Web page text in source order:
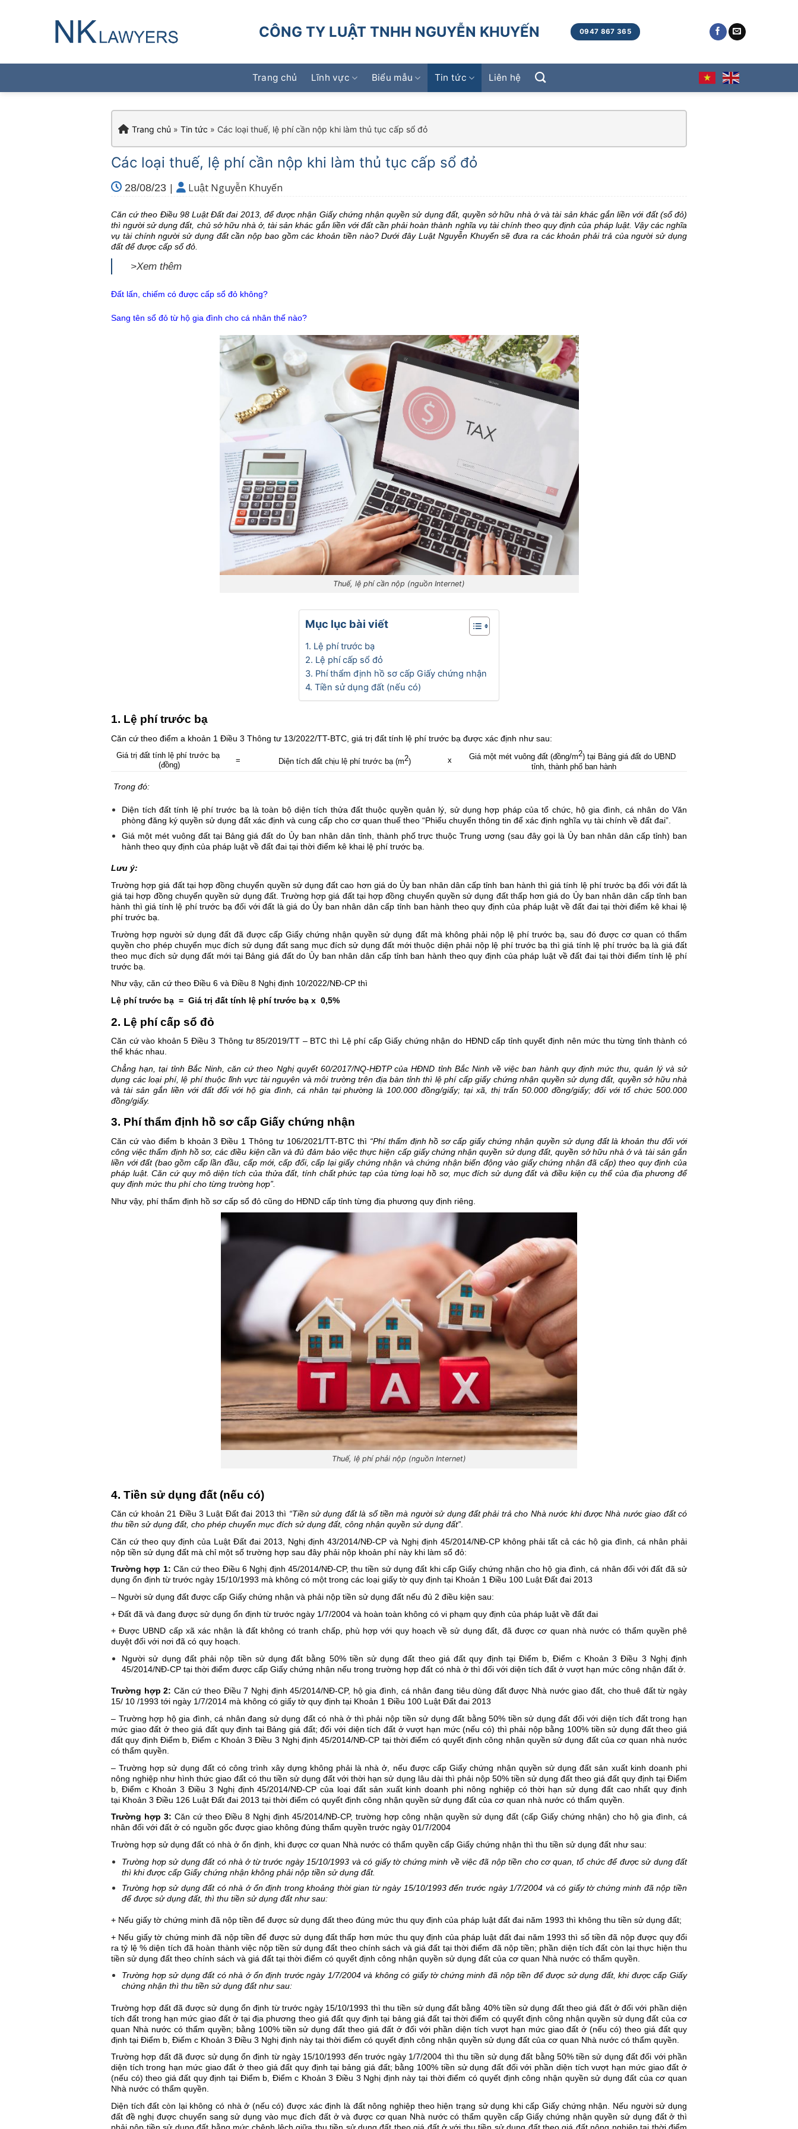
CÔNG TY LUẬT TNHH NGUYỄN KHUYẾN 0947 867 365
Trang chủ Lĩnh vực Biểu mẫu Tin tức Liên hệ
Trang chủ » Tin tức » Các loại thuế, lệ phí cần nộp khi làm thủ tục cấp sổ đỏ
Các loại thuế, lệ phí cần nộp khi làm thủ tục cấp sổ đỏ
28/08/23 | Luật Nguyễn Khuyến
Căn cứ theo Điều 98 Luật Đất đai 2013, để được nhận Giấy chứng nhận quyền sử dụng đất, quyền sở hữu nhà ở và tài sản khác gắn liền với đất (sổ đỏ)
thì người sử dụng đất, chủ sở hữu nhà ở, tài sản khác gắn liền với đất cần phải hoàn thành nghĩa vụ tài chính theo quy định của pháp luật. Vậy các nghĩa
vụ tài chính người sử dụng đất cần nộp bao gồm các khoản tiền nào? Dưới đây Luật Nguyễn Khuyến sẽ đưa ra các khoản phải trả của người sử dụng
đất để được cấp sổ đỏ.
>Xem thêm
Đất lấn, chiếm có được cấp sổ đỏ không?
Sang tên sổ đỏ từ hộ gia đình cho cá nhân thế nào?
Thuế, lệ phí cần nộp (nguồn Internet)
Mục lục bài viết
1. Lệ phí trước bạ
2. Lệ phí cấp sổ đỏ
3. Phí thẩm định hồ sơ cấp Giấy chứng nhận
4. Tiền sử dụng đất (nếu có)
1. Lệ phí trước bạ
Căn cứ theo điểm a khoản 1 Điều 3 Thông tư 13/2022/TT-BTC, giá trị đất tính lệ phí trước bạ được xác định như sau:
Giá trị đất tính lệ phí trước bạ
(đồng)
= Diện tích đất chịu lệ phí trước bạ (m2) x Giá một mét vuông đất (đồng/m2) tại Bảng giá đất do UBND
tỉnh, thành phố ban hành
Trong đó:
Diện tích đất tính lệ phí trước bạ là toàn bộ diện tích thửa đất thuộc quyền quản lý, sử dụng hợp pháp của tổ chức, hộ gia đình, cá nhân do Văn
phòng đăng ký quyền sử dụng đất xác định và cung cấp cho cơ quan thuế theo “Phiếu chuyển thông tin để xác định nghĩa vụ tài chính về đất đai”.
Giá một mét vuông đất tại Bảng giá đất do Ủy ban nhân dân tỉnh, thành phố trực thuộc Trung ương (sau đây gọi là Ủy ban nhân dân cấp tỉnh) ban
hành theo quy định của pháp luật về đất đai tại thời điểm kê khai lệ phí trước bạ.
Lưu ý:
Trường hợp giá đất tại hợp đồng chuyển quyền sử dụng đất cao hơn giá do Ủy ban nhân dân cấp tỉnh ban hành thì giá tính lệ phí trước bạ đối với đất là
giá tại hợp đồng chuyển quyền sử dụng đất. Trường hợp giá đất tại hợp đồng chuyển quyền sử dụng đất thấp hơn giá do Ủy ban nhân dân cấp tỉnh ban
hành thì giá tính lệ phí trước bạ đối với đất là giá do Ủy ban nhân dân cấp tỉnh ban hành theo quy định của pháp luật về đất đai tại thời điểm kê khai lệ
phí trước bạ.
Trường hợp người sử dụng đất đã được cấp Giấy chứng nhận quyền sử dụng đất mà không phải nộp lệ phí trước bạ, sau đó được cơ quan có thẩm
quyền cho phép chuyển mục đích sử dụng đất sang mục đích sử dụng đất mới thuộc diện phải nộp lệ phí trước bạ thì giá tính lệ phí trước bạ là giá đất
theo mục đích sử dụng đất mới tại Bảng giá đất do Ủy ban nhân dân cấp tỉnh ban hành theo quy định của pháp luật về đất đai tại thời điểm tính lệ phí
trước bạ.
Như vậy, căn cứ theo Điều 6 và Điều 8 Nghị định 10/2022/NĐ-CP thì
Lệ phí trước bạ = Giá trị đất tính lệ phí trước bạ x 0,5%
2. Lệ phí cấp sổ đỏ
Căn cứ vào khoản 5 Điều 3 Thông tư 85/2019/TT – BTC thì Lệ phí cấp Giấy chứng nhận do HĐND cấp tỉnh quyết định nên mức thu từng tỉnh thành có
thể khác nhau.
Chẳng hạn, tại tỉnh Bắc Ninh, căn cứ theo Nghị quyết 60/2017/NQ-HĐTP của HĐND tỉnh Bắc Ninh về việc ban hành quy định mức thu, quản lý và sử
dụng các loại phí, lệ phí thuộc lĩnh vực tài nguyên và môi trường trên địa bàn tỉnh thì lệ phí cấp giấy chứng nhận quyền sử dụng đất, quyền sở hữu nhà
và tài sản gắn liền với đất đối với hộ gia đình, cá nhân tại phường là 100.000 đồng/giấy; tại xã, thị trấn 50.000 đồng/giấy; đối với tổ chức 500.000
đồng/giấy.
3. Phí thẩm định hồ sơ cấp Giấy chứng nhận
Căn cứ vào điểm b khoản 3 Điều 1 Thông tư 106/2021/TT-BTC thì “Phí thẩm định hồ sơ cấp giấy chứng nhận quyền sử dụng đất là khoản thu đối với
công việc thẩm định hồ sơ, các điều kiện cần và đủ đảm bảo việc thực hiện cấp giấy chứng nhận quyền sử dụng đất, quyền sở hữu nhà ở và tài sản gắn
liền với đất (bao gồm cấp lần đầu, cấp mới, cấp đổi, cấp lại giấy chứng nhận và chứng nhận biến động vào giấy chứng nhận đã cấp) theo quy định của
pháp luật. Căn cứ quy mô diện tích của thửa đất, tính chất phức tạp của từng loại hồ sơ, mục đích sử dụng đất và điều kiện cụ thể của địa phương để
quy định mức thu phí cho từng trường hợp”.
Như vậy, phí thẩm định hồ sơ cấp sổ đỏ cũng do HĐND cấp tỉnh từng địa phương quy định riêng.
Thuế, lệ phí phải nộp (nguồn Internet)
4. Tiền sử dụng đất (nếu có)
Căn cứ khoản 21 Điều 3 Luật Đất đai 2013 thì “Tiền sử dụng đất là số tiền mà người sử dụng đất phải trả cho Nhà nước khi được Nhà nước giao đất có
thu tiền sử dụng đất, cho phép chuyển mục đích sử dụng đất, công nhận quyền sử dụng đất”
Căn cứ theo quy định của Luật Đất đai 2013, Nghị định 43/2014/NĐ-CP và Nghị định 45/2014/NĐ-CP không phải tất cả các hộ gia đình, cá nhân phải
nộp tiền sử dụng đất mà chỉ một số trường hợp sau đây phải nộp khoản phí này khi làm sổ đỏ:
Trường hợp 1: Căn cứ theo Điều 6 Nghị định 45/2014/NĐ-CP, thu tiền sử dụng đất khi cấp Giấy chứng nhận cho hộ gia đình, cá nhân đối với đất đã sử
dụng ổn định từ trước ngày 15/10/1993 mà không có một trong các loại giấy tờ quy định tại Khoản 1 Điều 100 Luật Đất đai 2013
– Người sử dụng đất được cấp Giấy chứng nhận và phải nộp tiền sử dụng đất nếu đủ 2 điều kiện sau:
+ Đất đã và đang được sử dụng ổn định từ trước ngày 1/7/2004 và hoàn toàn không có vi phạm quy định của pháp luật về đất đai
+ Được UBND cấp xã xác nhận là đất không có tranh chấp, phù hợp với quy hoạch về sử dụng đất, đã được cơ quan nhà nước có thẩm quyền phê
duyệt đối với nơi đã có quy hoạch.
Người sử dụng đất phải nộp tiền sử dụng đất bằng 50% tiền sử dụng đất theo giá đất quy định tại Điểm b, Điểm c Khoản 3 Điều 3 Nghị định
45/2014/NĐ-CP tại thời điểm được cấp Giấy chứng nhận nếu trong trường hợp đất có nhà ở thì đối với diện tích đất ở vượt hạn mức công nhận đất ở.
Trường hợp 2: Căn cứ theo Điều 7 Nghị định 45/2014/NĐ-CP, hộ gia đình, cá nhân đang tiêu dùng đất được Nhà nước giao đất, cho thuê đất từ ngày
15/ 10 /1993 tới ngày 1/7/2014 mà không có giấy tờ quy định tại Khoản 1 Điều 100 Luật Đất đai 2013
– Trường hợp hộ gia đình, cá nhân đang sử dụng đất có nhà ở thì phải nộp tiền sử dụng đất bằng 50% tiền sử dụng đất đối với diện tích đất trong hạn
mức giao đất ở theo giá đất quy định tại Bảng giá đất; đối với diện tích đất ở vượt hạn mức (nếu có) thì phải nộp bằng 100% tiền sử dụng đất theo giá
đất quy định Điểm b, Điểm c Khoản 3 Điều 3 Nghị định 45/2014/NĐ-CP tại thời điểm có quyết định công nhận quyền sử dụng đất của cơ quan nhà nước
có thẩm quyền.
– Trường hợp sử dụng đất có công trình xây dựng không phải là nhà ở, nếu được cấp Giấy chứng nhận quyền sử dụng đất sản xuất kinh doanh phi
nông nghiệp như hình thức giao đất có thu tiền sử dụng đất với thời hạn sử dụng lâu dài thì phải nộp 50% tiền sử dụng đất theo giá đất quy định tại Điểm
b, Điểm c Khoản 3 Điều 3 Nghị định 45/2014/NĐ-CP của loại đất sản xuất kinh doanh phi nông nghiệp có thời hạn sử dụng đất cao nhất quy định
tại Khoản 3 Điều 126 Luật Đất đai 2013 tại thời điểm có quyết định công nhận quyền sử dụng đất của cơ quan nhà nước có thẩm quyền.
Trường hợp 3: Căn cứ theo Điều 8 Nghị định 45/2014/NĐ-CP, trường hợp công nhận quyền sử dụng đất (cấp Giấy chứng nhận) cho hộ gia đình, cá
nhân đối với đất ở có nguồn gốc được giao không đúng thẩm quyền trước ngày 01/7/2004
Trường hợp sử dụng đất có nhà ở ổn định, khi được cơ quan Nhà nước có thẩm quyền cấp Giấy chứng nhận thì thu tiền sử dụng đất như sau:
Trường hợp sử dụng đất có nhà ở từ trước ngày 15/10/1993 và có giấy tờ chứng minh về việc đã nộp tiền cho cơ quan, tổ chức để được sử dụng đất
thì khi được cấp Giấy chứng nhận không phải nộp tiền sử dụng đất.
Trường hợp sử dụng đất có nhà ở ổn định trong khoảng thời gian từ ngày 15/10/1993 đến trước ngày 1/7/2004 và có giấy tờ chứng minh đã nộp tiền
để được sử dụng đất, thì thu tiền sử dụng đất như sau:
+ Nếu giấy tờ chứng minh đã nộp tiền để được sử dụng đất theo đúng mức thu quy định của pháp luật đất đai năm 1993 thì không thu tiền sử dụng đất;
+ Nếu giấy tờ chứng minh đã nộp tiền để được sử dụng đất thấp hơn mức thu quy định của pháp luật đất đai năm 1993 thì số tiền đã nộp được quy đổi
ra tỷ lệ % diện tích đã hoàn thành việc nộp tiền sử dụng đất theo chính sách và giá đất tại thời điểm đã nộp tiền; phần diện tích đất còn lại thực hiện thu
tiền sử dụng đất theo chính sách và giá đất tại thời điểm có quyết định công nhận quyền sử dụng đất của cơ quan Nhà nước có thẩm quyền.
Trường hợp sử dụng đất có nhà ở ổn định trước ngày 1/7/2004 và không có giấy tờ chứng minh đã nộp tiền để được sử dụng đất, khi được cấp Giấy
chứng nhận thì thu tiền sử dụng đất như sau:
Trường hợp đất đã được sử dụng ổn định từ trước ngày 15/10/1993 thì thu tiền sử dụng đất bằng 40% tiền sử dụng đất theo giá đất ở đối với phần diện
tích đất trong hạn mức giao đất ở tại địa phương theo giá đất quy định tại bảng giá đất tại thời điểm có quyết định công nhận quyền sử dụng đất của cơ
quan Nhà nước có thẩm quyền; bằng 100% tiền sử dụng đất theo giá đất ở đối với phần diện tích vượt hạn mức giao đất ở (nếu có) theo giá đất quy
định tại Điểm b, Điểm c Khoản 3 Điều 3 Nghị định này tại thời điểm có quyết định công nhận quyền sử dụng đất của cơ quan Nhà nước có thẩm quyền.
Trường hợp đất đã được sử dụng ổn định từ ngày 15/10/1993 đến trước ngày 1/7/2004 thì thu tiền sử dụng đất bằng 50% tiền sử dụng đất đối với phần
diện tích trong hạn mức giao đất ở theo giá đất quy định tại bảng giá đất; bằng 100% tiền sử dụng đất đối với phần diện tích vượt hạn mức giao đất ở
(nếu có) theo giá đất quy định tại Điểm b, Điểm c Khoản 3 Điều 3 Nghị định này tại thời điểm có quyết định công nhận quyền sử dụng đất của cơ quan
Nhà nước có thẩm quyền.
Diện tích đất còn lại không có nhà ở (nếu có) được xác định là đất nông nghiệp theo hiện trạng sử dụng khi cấp Giấy chứng nhận. Nếu người sử dụng
đất đề nghị được chuyển sang sử dụng vào mục đích đất ở và được cơ quan Nhà nước có thẩm quyền cấp Giấy chứng nhận quyền sử dụng đất ở thì